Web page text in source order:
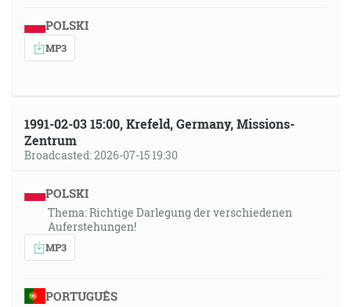
POLSKI
MP3
1991-02-03 15:00, Krefeld, Germany, Missions-
Zentrum
Broadcasted: 2026-07-15 19:30
POLSKI
Thema: Richtige Darlegung der verschiedenen
Auferstehungen!
MP3
PORTUGUÊS